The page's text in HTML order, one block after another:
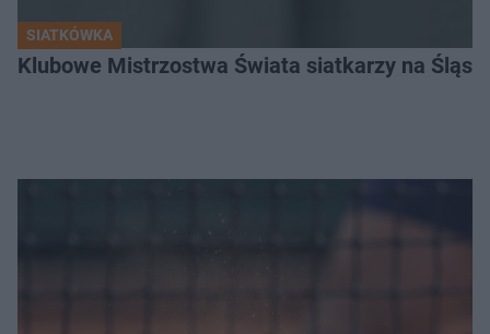
SIATKÓWKA
Klubowe Mistrzostwa Świata siatkarzy na